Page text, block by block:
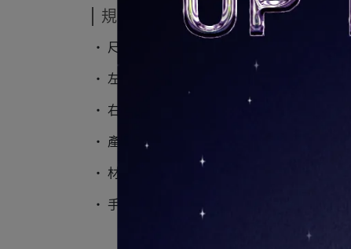
規格說明
‧ 尺寸：ONE SIZE
‧ 左耳：高 43mm｜寬 36mm
‧ 右耳：高 30mm｜寬 13mm
‧ 產地：英國
‧ 材質：再生純銀鍍18K金、淡水珍珠
‧ 手工製作